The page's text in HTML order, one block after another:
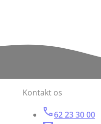
Kontakt os
62 23 30 00